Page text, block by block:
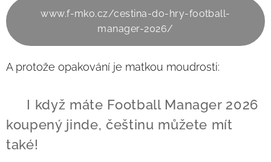
www.f-mko.cz/cestina-do-hry-football-
manager-2026/
A protože opakování je matkou moudrosti:
📌 I když máte Football Manager 2026
koupený jinde, češtinu můžete mít
také!